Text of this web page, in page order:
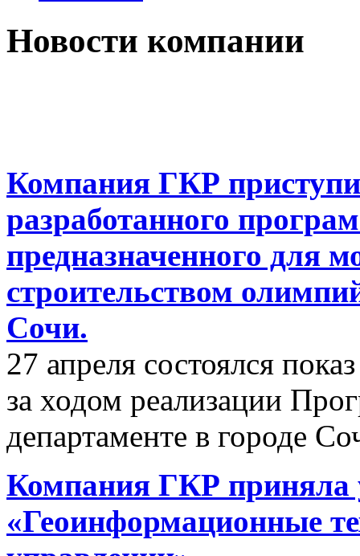
Новости компании
Компания ГКР
разработанного
предназначенного для
строительством
Сочи.
27 апреля состоялся
за ходом реализации
департаменте в городе
Компания ГКР приняла
«Геоинформационные